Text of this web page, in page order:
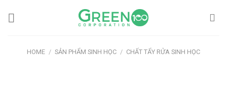
HOME / SẢN PHẨM SINH HỌC / CHẤT TẨY RỬA SINH HỌC